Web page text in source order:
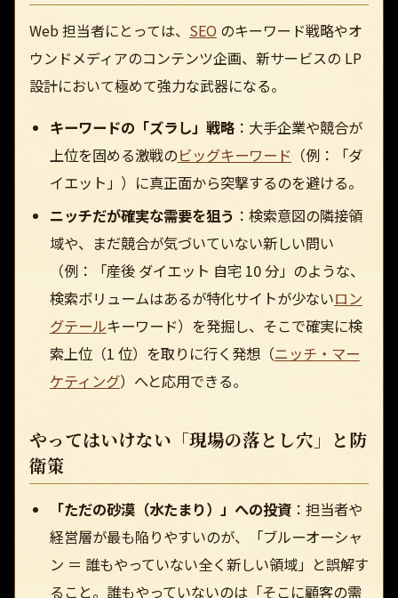
Web 担当者にとっては、 SEO のキーワード戦略やオ
ウンドメディアのコンテンツ企画、新サービスの LP
設計において極めて強力な武器になる。
キーワードの「ズラし」戦略：大手企業や競合が
上位を固める激戦のビッグキーワード （例：「ダ
イエット」）に真正面から突撃するのを避ける。
ニッチだが確実な需要を狙う ：検索意図の隣接領
域や、まだ競合が気づいていない新しい問い
（例：「産後 ダイエット 自宅 10 分」のような、
検索ボリュームはあるが特化サイトが少ないロン
グテールキーワード）を発掘し、そこで確実に検
索上位（1 位）を取りに行く発想（ニッチ・マー
ケティング）へと応用できる。
やってはいけない「現場の落とし穴」と防
衛策
「ただの砂漠（水たまり）」への投資：担当者や
経営層が最も陥りやすいのが、「ブルーオーシャ
ン ＝ 誰もやっていない全く新しい領域」と誤解す
ること。誰もやっていないのは「そこに顧客の需